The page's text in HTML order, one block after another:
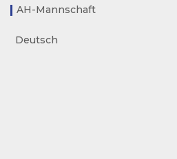
AH-Mannschaft
Deutsch